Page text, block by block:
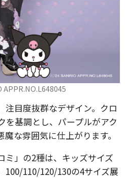
APPR.NO.L648045
注目度抜群なデザイン。クロ
を基調とし、パープルがアク
な雰囲気に仕上がります。
ミ」の2種は、キッズサイズ
100/110/120/130の4サイズ展